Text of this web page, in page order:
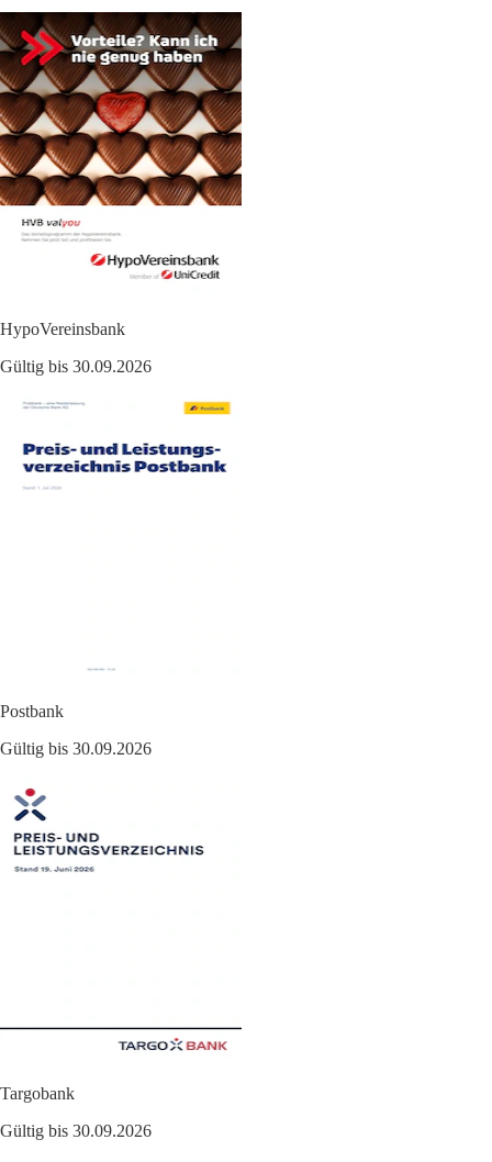
HypoVereinsbank
Gültig bis 30.09.2026
Postbank
Gültig bis 30.09.2026
Targobank
Gültig bis 30.09.2026